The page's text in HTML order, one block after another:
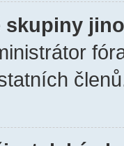
skupiny